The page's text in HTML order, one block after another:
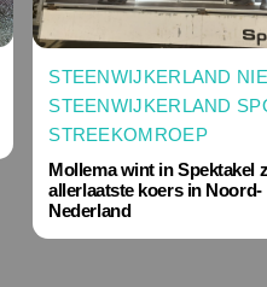
STEENWIJKERLAND
STEENWIJKERLAND
STREEKOMROEP
Mollema wint in Spektakel
allerlaatste koers in Noord-
Nederland